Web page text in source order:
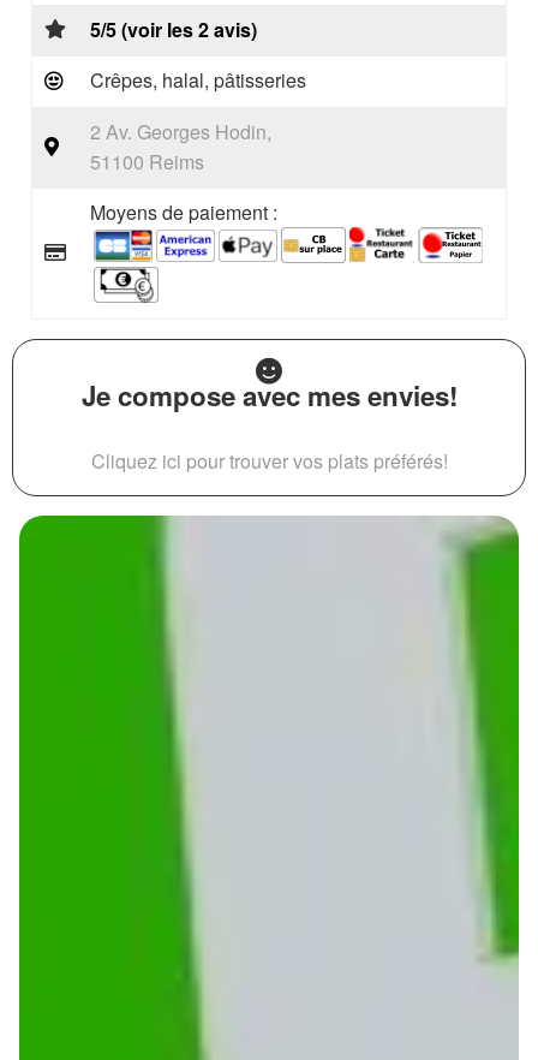
5/5 (voir les 2 avis)
Crêpes, halal, pâtisseries
2 Av. Georges Hodin,
51100 Reims
Moyens de paiement :
Je compose avec mes envies!
Cliquez ici pour trouver vos plats préférés!